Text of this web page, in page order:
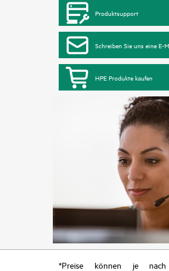
Produktsupport
Schreiben Sie uns eine E-
HPE Produkte kaufen
*Preise können je nach